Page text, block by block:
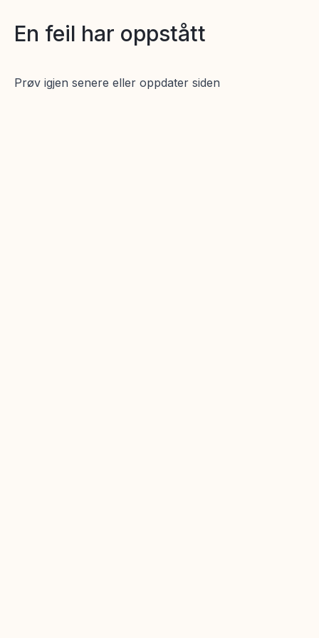
En feil har oppstått
Prøv igjen senere eller oppdater siden